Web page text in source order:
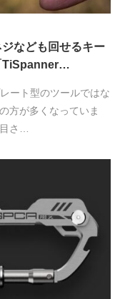
なども回せるキー
TiSpanner…
ート型のツールではな
方が多くなっていま
さ…